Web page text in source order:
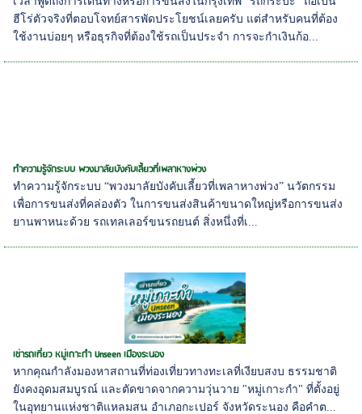
ฮีโร่ตัวจริงที่ตอบโจทย์สารพัดประโยชน์เลยครับ แต่สำหรับคนที่ต้อง
ใช้งานบ่อยๆ หรือธุรกิจที่ต้องใช้รถเป็นประจำ การจะกำเงินก้อ...
ทำความรู้จักระบบ พวงมาลัยบังคับเลี้ยวที่เพลาหางพ่วง
ทำความรู้จักระบบ “พวงมาลัยบังคับเลี้ยวที่เพลาหางพ่วง” นวัตกรรม
เพื่อการขนส่งที่คล่องตัว ในการขนส่งสินค้าขนาดใหญ่หรือการขนส่ง
ยานพาหนะด้วย รถเทลเลอร์ขนรถยนต์ สิ่งหนึ่งที่เ...
เช่ารถเที่ยว หมู่เกาะกำ Unseen เมืองระนอง
หากคุณกำลังมองหาสถานที่ท่องเที่ยวทางทะเลที่เงียบสงบ ธรรมชาติ
ยังคงอุดมสมบูรณ์ และตัดขาดจากความวุ่นวาย "หมู่เกาะกำ" ที่ตั้งอยู่
ในอุทยานแห่งชาติแหลมสน อำเภอกะเปอร์ จังหวัดระนอง คือคำต...